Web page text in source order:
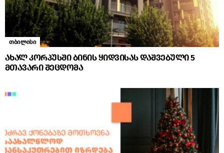
თბილისი
ახალ კორპუსში ბინის ყიდვისას დაშვებული 5
მთავარი შეცდომა